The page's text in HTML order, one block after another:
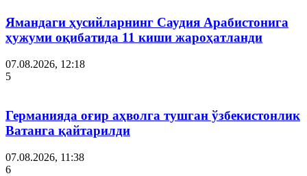
Ямандаги ҳусийларнинг Саудия Арабистонига
ҳужуми оқибатида 11 киши жароҳатланди
07.08.2026, 12:18
5
Германияда оғир аҳволга тушган ўзбекистонлик
Ватанга қайтарилди
07.08.2026, 11:38
6